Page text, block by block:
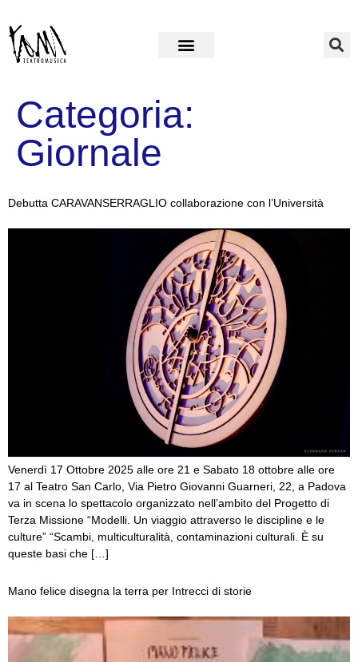
Categoria:
Giornale
Debutta CARAVANSERRAGLIO collaborazione con l’Università
Venerdì 17 Ottobre 2025 alle ore 21 e Sabato 18 ottobre alle ore
17 al Teatro San Carlo, Via Pietro Giovanni Guarneri, 22, a Padova
va in scena lo spettacolo organizzato nell’ambito del Progetto di
Terza Missione “Modelli. Un viaggio attraverso le discipline e le
culture” “Scambi, multiculturalità, contaminazioni culturali. È su
queste basi che […]
Mano felice disegna la terra per Intrecci di storie